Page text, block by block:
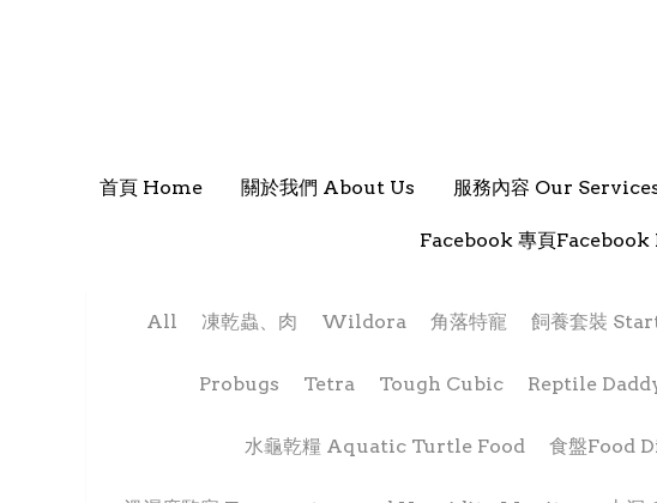
首頁 Home 關於我們 About Us 服務內容 Our
Facebook 專頁Facebook
首頁 Home 關於我們 About Us 服務內容 Our
Facebook 專頁Facebook
凍乾蟲、肉 Wildora 角落特寵 飼養套裝 Starter